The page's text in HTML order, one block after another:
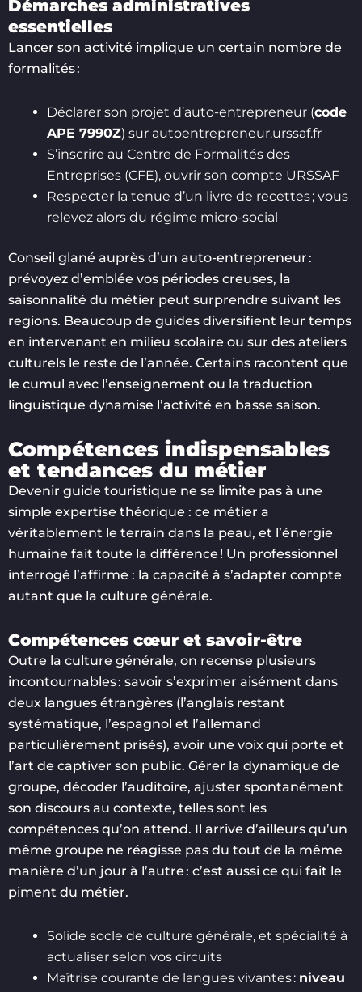
Démarches administratives
essentielles
Lancer son activité implique un certain nombre de
formalités :
Déclarer son projet d’auto-entrepreneur (code
APE 7990Z) sur autoentrepreneur.urssaf.fr
S’inscrire au Centre de Formalités des
Entreprises (CFE), ouvrir son compte URSSAF
Respecter la tenue d’un livre de recettes ; vous
relevez alors du régime micro-social
Conseil glané auprès d’un auto-entrepreneur :
prévoyez d’emblée vos périodes creuses, la
saisonnalité du métier peut surprendre suivant les
regions. Beaucoup de guides diversifient leur temps
en intervenant en milieu scolaire ou sur des ateliers
culturels le reste de l’année. Certains racontent que
le cumul avec l’enseignement ou la traduction
linguistique dynamise l’activité en basse saison.
Compétences indispensables
et tendances du métier
Devenir guide touristique ne se limite pas à une
simple expertise théorique : ce métier a
véritablement le terrain dans la peau, et l’énergie
humaine fait toute la différence ! Un professionnel
interrogé l’affirme : la capacité à s’adapter compte
autant que la culture générale.
Compétences cœur et savoir-être
Outre la culture générale, on recense plusieurs
incontournables : savoir s’exprimer aisément dans
deux langues étrangères (l’anglais restant
systématique, l’espagnol et l’allemand
particulièrement prisés), avoir une voix qui porte et
l’art de captiver son public. Gérer la dynamique de
groupe, décoder l’auditoire, ajuster spontanément
son discours au contexte, telles sont les
compétences qu’on attend. Il arrive d’ailleurs qu’un
même groupe ne réagisse pas du tout de la même
manière d’un jour à l’autre : c’est aussi ce qui fait le
piment du métier.
Solide socle de culture générale, et spécialité à
actualiser selon vos circuits
Maîtrise courante de langues vivantes : niveau